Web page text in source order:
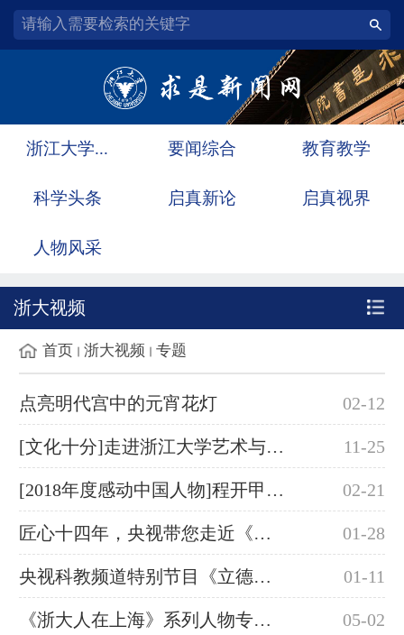
浙江大学... 要闻综合 教育教学
科学头条 启真新论 启真视界
人物风采
浙大视频
首页 浙大视频 专题
点亮明代宫中的元宵花灯 02-12
[文化十分]走进浙江大学艺术与考古博物馆 触摸文明与艺术的历史 11-25
[2018年度感动中国人物]程开甲 大业光寰宇 02-21
匠心十四年，央视带您走近《中国历代绘画大系》 01-28
央视科教频道特别节目《立德树人》播出：浙江大学田正平 01-11
《浙大人在上海》系列人物专访丨预告 05-02